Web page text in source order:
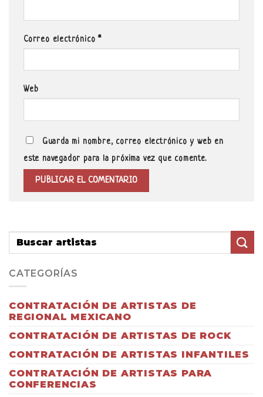
Correo electrónico*
Web
Guarda mi nombre, correo electrónico y web en
este navegador para la próxima vez que comente.
CATEGORÍAS
CONTRATACIÓN DE ARTISTAS DE
REGIONAL MEXICANO
CONTRATACIÓN DE ARTISTAS DE ROCK
CONTRATACIÓN DE ARTISTAS INFANTILES
CONTRATACIÓN DE ARTISTAS PARA
CONFERENCIAS